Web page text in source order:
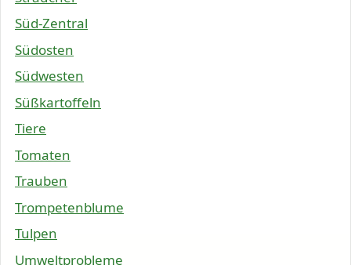
Süd-Zentral
Südosten
Südwesten
Süßkartoffeln
Tiere
Tomaten
Trauben
Trompetenblume
Tulpen
Umweltprobleme